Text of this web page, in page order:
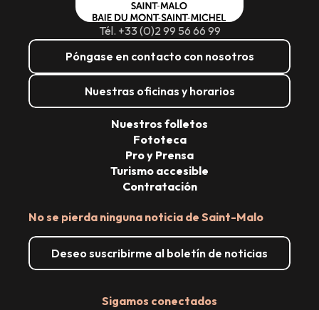
Tél. +33 (0)2 99 56 66 99
Póngase en contacto con nosotros
Nuestras oficinas y horarios
No se pierda ninguna noticia de Saint-Malo
Deseo suscribirme al boletín de noticias
Sigamos conectados
Nuestros folletos
Fototeca
Pro y Prensa
Turismo accesible
Contratación